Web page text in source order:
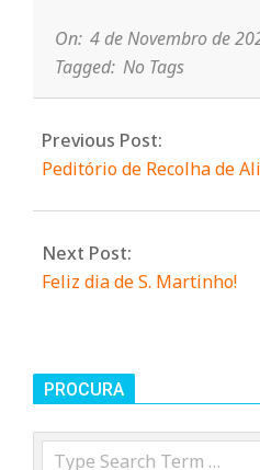
o
d
Q
u
04
On: 4 de Novembro de
Tagged: No Tags
Previous Post:
Peditório de Recolha de
Next Post:
Feliz dia de S. Martinho!
PROCURA
Search